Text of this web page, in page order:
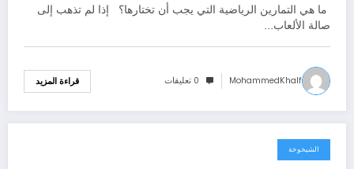
ما هي التمارين الرياضية التي يجب أن تختارها؟ إذا لم تذهب إلى
صالة الألعاب…
MohammedKhalf 0 تعليقات قراءة المزيد
أكتوبر 10, 2021
الشيخوخة